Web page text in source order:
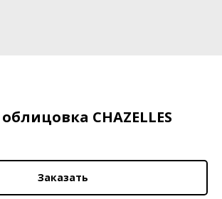
CHAZELLES
Заказать